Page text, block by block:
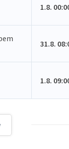
1.8.
31.8.
1.8.